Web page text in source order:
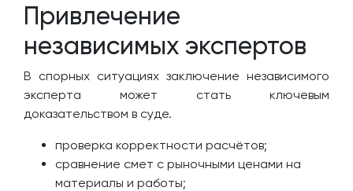
Привлечение
независимых экспертов
В спорных ситуациях заключение независимого
эксперта может стать ключевым
доказательством в суде.
проверка корректности расчётов;
сравнение смет с рыночными ценами на
материалы и работы;